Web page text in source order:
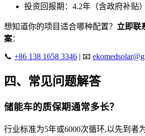
投资回报期：4.2年（含政府补贴）
想知道你的项目适合哪种配置？ 立即联
案：
📞 +86 138 1658 3346 | 📧
四、常见问题解答
储能车的质保期通常多长？
行业标准为5年或6000次循环,以先到者